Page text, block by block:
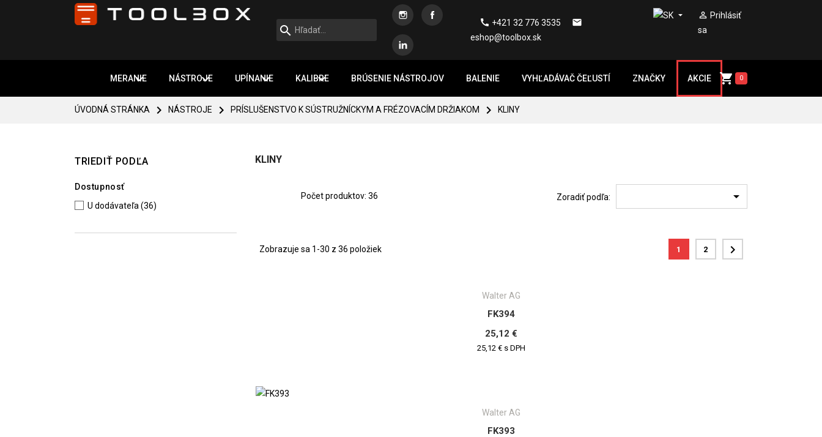

InstagramFacebook
Linkedin
 +421 32 776 3535 
eshop@toolbox.sk
  Prihlásiť
sa

MERANIE 
NÁSTROJE 
UPÍNANIE 
KALIBRE BRÚSENIE NÁSTROJOV BALENIE VYHĽADÁVAČ ČEĽUSTÍ ZNAČKY AKCIE  0
ÚVODNÁ STRÁNKA  NÁSTROJE  PRÍSLUŠENSTVO K SÚSTRUŽNÍCKYM A FRÉZOVACÍM DRŽIAKOM  KLINY
TRIEDIŤ PODĽA
Dostupnosť
U dodávateľa(36)
KLINY
Počet produktov: 36 Zoradiť podľa: 
Zobrazuje sa 1-30 z 36 položiek 1 2 
Walter AG
FK394
25,12 €
25,12 € s DPH
Walter AG
FK393